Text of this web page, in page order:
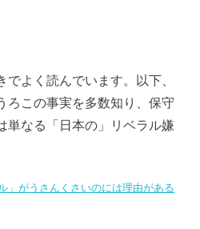
よく読んでいます。以下、
ろこの事実を多数知り、保守
単なる「日本の」リベラル嫌
」がうさんくさいのには理由がある